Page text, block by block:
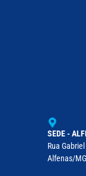
SEDE -
Rua
Alfenas/